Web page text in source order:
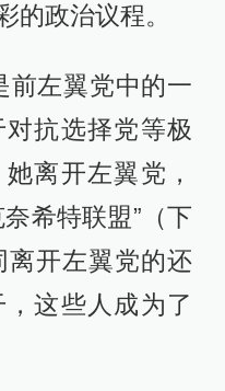
的政治议程。
前左翼党中的一
抗选择党等极
离开左翼党，
希特联盟”（下
离开左翼党的还
这些人成为了